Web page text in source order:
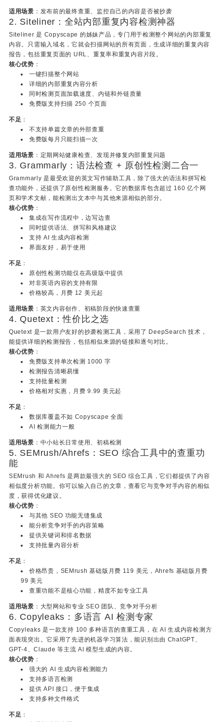
适用场景 ：发布前的最终查重、监控自己的内容是否被抄袭
2. Siteliner：全站内部重复内容检测神器
Siteliner 是 Copyscape 的姊妹产品，专门用于检测整个网站的内部重复
内容。只需输入域名，它就会扫描网站的所有页面，生成详细的重复内容
报告，包括重复页面的 URL、重复率和重复内容片段。
核心优势 ：
一键扫描整个网站
详细的内部重复内容分析
同时检测页面加载速度、内链和外链质量
免费版支持扫描 250 个页面
不足 ：
不支持单篇文章的外部查重
免费版每月只能扫描一次
适用场景 ：定期网站健康检查、发现并修复内部重复问题
3. Grammarly：语法检查 + 原创性检测二合一
Grammarly 是最受欢迎的英文写作辅助工具，除了强大的语法和拼写检
查功能外，还提供了原创性检测服务。它的数据库包含超过 160 亿个网
页和学术文献，能检测出文本中与其他来源相似的部分。
核心优势 ：
集成在写作流程中，边写边查
同时提供语法、拼写和风格建议
支持 AI 生成内容检测
界面友好，易于使用
不足 ：
原创性检测功能仅在高级版中提供
对非英语内容的支持有限
价格较高，月费 12 美元起
适用场景 ：英文内容创作、初稿阶段的快速查重
4. Quetext：性价比之选
Quetext 是一款用户友好的抄袭检测工具，采用了 DeepSearch 技术，
能提供详细的检测报告，包括相似来源的链接和逐句对比。
核心优势 ：
免费版支持单次检测 1000 字
检测报告清晰易懂
支持批量检测
价格相对实惠，月费 9.99 美元起
不足 ：
数据库覆盖不如 Copyscape 全面
AI 检测能力一般
适用场景 ：中小站长日常使用、初稿检测
5. SEMrush/Ahrefs：SEO 综合工具中的查重功
能
SEMrush 和 Ahrefs 是两款最强大的 SEO 综合工具，它们都提供了内容
相似度分析功能。你可以输入自己的文章，查看它与竞争对手内容的相似
度，获得优化建议。
核心优势 ：
与其他 SEO 功能无缝集成
能分析竞争对手的内容策略
提供关键词和排名数据
支持批量内容分析
不足 ：
价格昂贵，SEMrush 基础版月费 119 美元，Ahrefs 基础版月费
99 美元
查重功能不是核心功能，精度不如专业工具
适用场景 ：大型网站和专业 SEO 团队、竞争对手分析
6. Copyleaks：多语言 AI 检测专家
Copyleaks 是一款支持 100 多种语言的查重工具，在 AI 生成内容检测方
面表现突出。它采用了先进的机器学习算法，能识别出由 ChatGPT、
GPT-4、Claude 等主流 AI 模型生成的内容。
核心优势 ：
强大的 AI 生成内容检测能力
支持多语言检测
提供 API 接口，便于集成
支持多种文件格式
不足 ：